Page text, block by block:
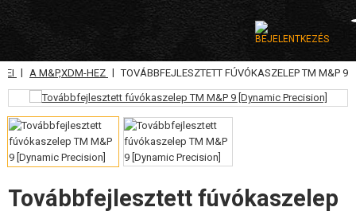
KATEGÓRIA
AIRSOFT FEGYVEREK
LÉGFEGYVEREK, CSÚZLIK
GRÁNÁTVETŐK, GRÁNÁTOK
| A M&P,XDM-HEZ | TOVÁBBFEJLESZTETT FÚVÓKASZELEP TM M&P 9
Továbbfejlesztett fúvókaszelep